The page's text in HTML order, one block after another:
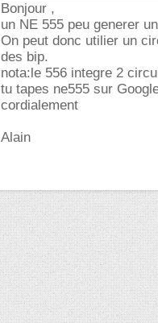
Bonjour ,
un NE 555 peu generer
On peut donc utilier un
des bip.
nota:le 556 integre 2
tu tapes ne555 sur
cordialement
Alain